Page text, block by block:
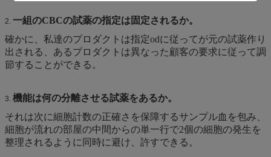
2. 一組のCBCの試薬の指定は固定されるか。
確かに、私達のプロダクトは指定odに従ってが元の試薬作り
出される、あるプロダクトは異なった顧客の要求に従って調
節することができる。
3. 機能は何の分離させる試薬をあるか。
それは次に細胞計数の正確さを保障するサンプル血を包み、
細胞が流れの部屋の中間からの単一行で2個の細胞の発生を
整理されるように同時に避け、許すできる。